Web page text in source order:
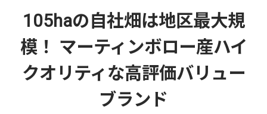
105haの自社畑は地区最大規
模！ マーティンボロー産ハイ
クオリティな高評価バリュー
ブランド